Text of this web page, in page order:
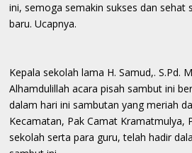
ini, semoga semakin sukses dan sehat
baru. Ucapnya.
Kepala sekolah lama H. Samud,. S.Pd.
Alhamdulillah acara pisah sambut ini
dalam hari ini sambutan yang meriah
Kecamatan, Pak Camat Kramatmulya,
sekolah serta para guru, telah hadir